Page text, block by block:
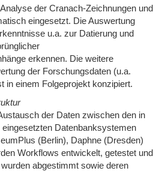
der Cranach-Zeichnungen und
eingesetzt. Die Auswertung
u.a. zur Datierung und
erkennen. Die weitere
der Forschungsdaten (u.a.
in einem Folgeprojekt konzipiert.
der Daten zwischen den in
Datenbanksystemen
(Berlin), Daphne (Dresden)
Workflows entwickelt, getestet und
abgestimmt sowie deren